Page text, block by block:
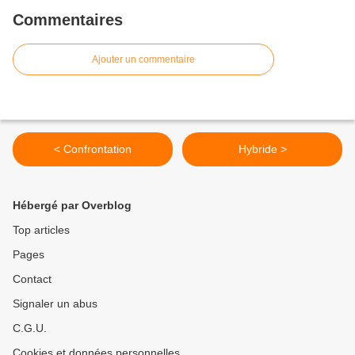
Commentaires
Ajouter un commentaire
< Confrontation Hybride >
Hébergé par Overblog
Top articles
Pages
Contact
Signaler un abus
C.G.U.